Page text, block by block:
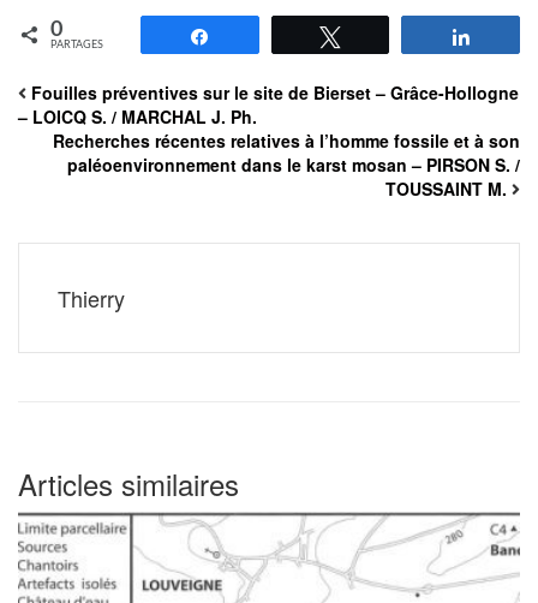
0
PARTAGES
Fouilles préventives sur le site de Bierset – Grâce-Hollogne
– LOICQ S. / MARCHAL J. Ph.
Recherches récentes relatives à l’homme fossile et à son
paléoenvironnement dans le karst mosan – PIRSON S. /
TOUSSAINT M.
Thierry
Articles similaires